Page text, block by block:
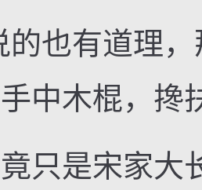
也有道理，
中木棍，搀
是宋家大